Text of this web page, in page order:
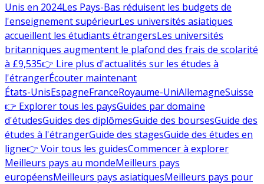
Unis en 2024Les Pays-Bas réduisent les budgets de
l'enseignement supérieurLes universités asiatiques
accueillent les étudiants étrangersLes universités
britanniques augmentent le plafond des frais de scolarité
à £9,535👉 Lire plus d'actualités sur les études à
l'étrangerÉcouter maintenant
États-UnisEspagneFranceRoyaume-UniAllemagneSuisse
👉 Explorer tous les paysGuides par domaine
d'étudesGuides des diplômesGuide des boursesGuide des
études à l'étrangerGuide des stagesGuide des études en
ligne👉 Voir tous les guidesCommencer à explorer
Meilleurs pays au mondeMeilleurs pays
européensMeilleurs pays asiatiquesMeilleurs pays pour